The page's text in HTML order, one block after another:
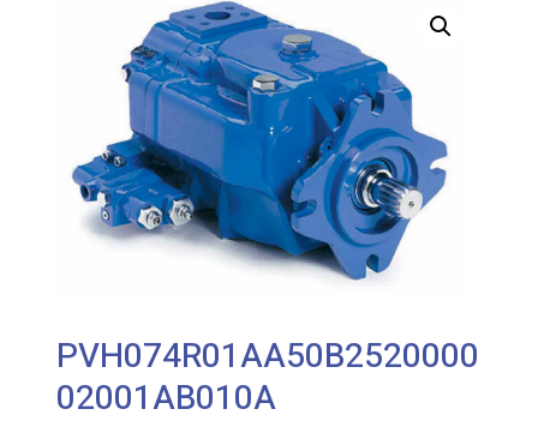
PVH074R01AA50B2520000
02001AB010A